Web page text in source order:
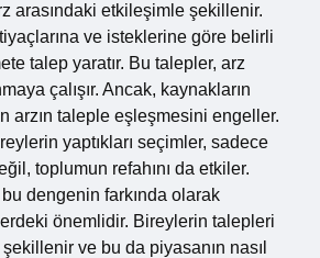
arasındaki etkileşimle şekillenir.
ve isteklerine göre belirli
talep yaratır. Bu talepler, arz
çalışır. Ancak, kaynakların
arzın taleple eşleşmesini engeller.
yaptıkları seçimler, sadece
toplumun refahını da etkiler.
dengenin farkında olarak
önemlidir. Bireylerin talepleri
ve bu da piyasanın nasıl